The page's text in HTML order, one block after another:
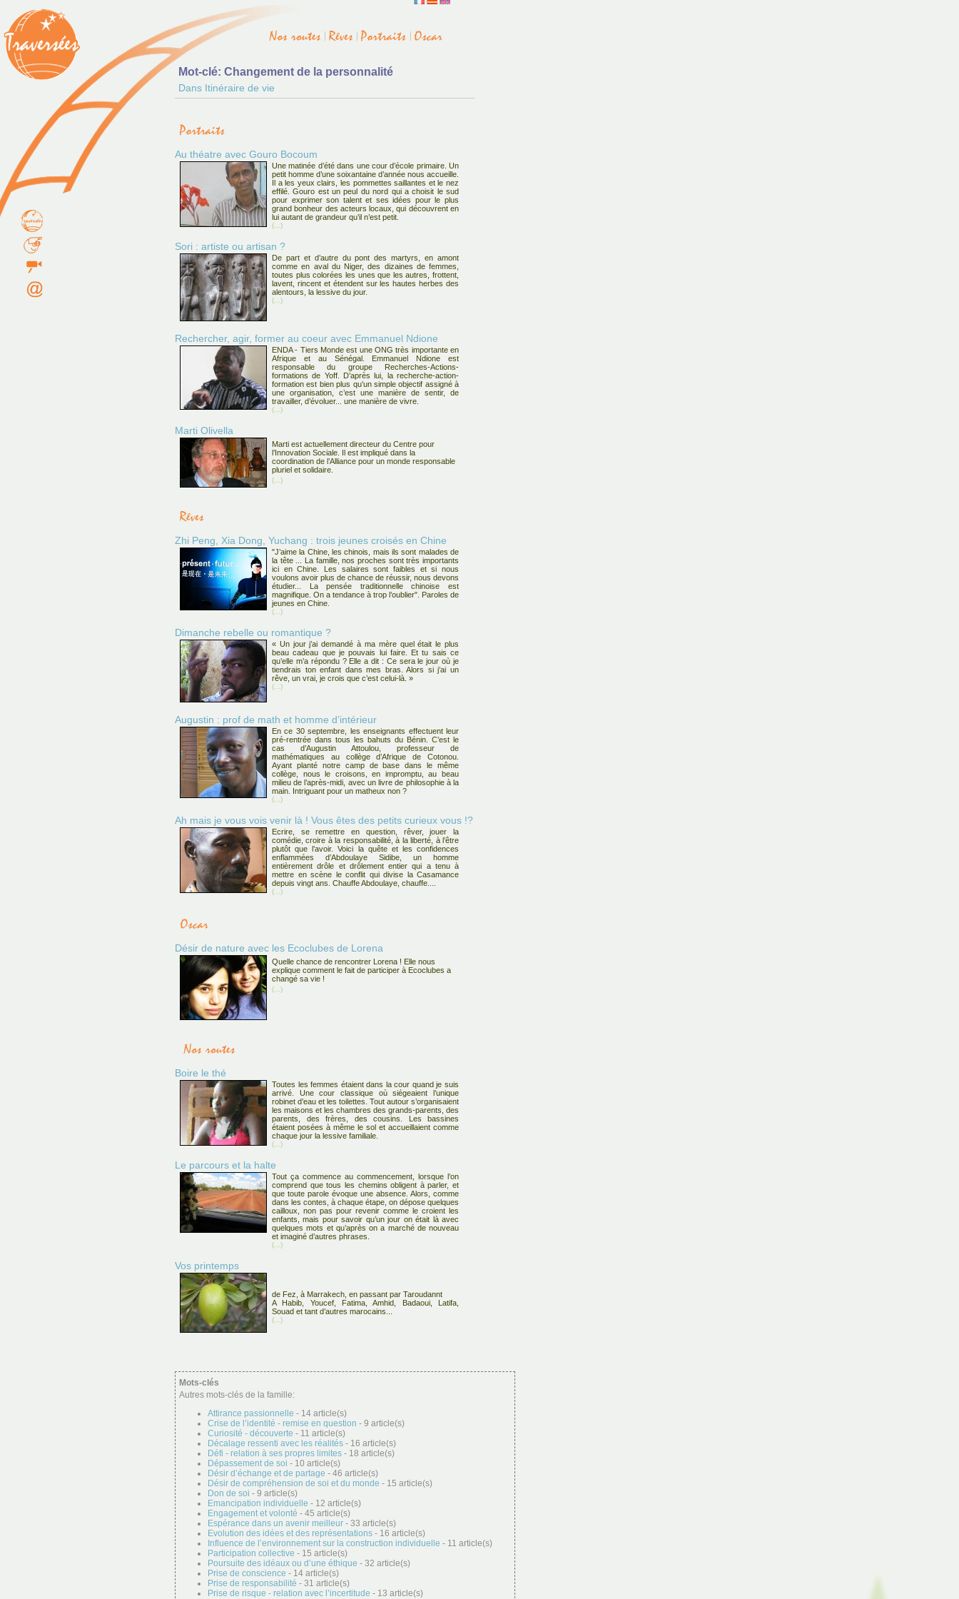
Mot-clé: Changement de la personnalité
Dans Itinéraire de vie
Au théatre avec Gouro Bocoum
Une matinée d’été dans une cour d’école primaire. Un
petit homme d’une soixantaine d’année nous accueille.
Il a les yeux clairs, les pommettes saillantes et le nez
effilé. Gouro est un peul du nord qui a choisit le sud
pour exprimer son talent et ses idées pour le plus
grand bonheur des acteurs locaux, qui découvrent en
lui autant de grandeur qu’il n’est petit.
(...)
Sori : artiste ou artisan ?
De part et d’autre du pont des martyrs, en amont
comme en aval du Niger, des dizaines de femmes,
toutes plus colorées les unes que les autres, frottent,
lavent, rincent et étendent sur les hautes herbes des
alentours, la lessive du jour.
(...)
Rechercher, agir, former au coeur avec Emmanuel Ndione
ENDA - Tiers Monde est une ONG très importante en
Afrique et au Sénégal. Emmanuel Ndione est
responsable du groupe Recherches-Actions-
formations de Yoff. D’après lui, la recherche-action-
formation est bien plus qu’un simple objectif assigné à
une organisation, c’est une manière de sentir, de
travailler, d’évoluer... une manière de vivre.
(...)
Marti Olivella
Marti est actuellement directeur du Centre pour
l’Innovation Sociale. Il est impliqué dans la
coordination de l’Alliance pour un monde responsable
pluriel et solidaire.
(...)
Zhi Peng, Xia Dong, Yuchang : trois jeunes croisés en Chine
"J’aime la Chine, les chinois, mais ils sont malades de
la tête ... La famille, nos proches sont très importants
ici en Chine. Les salaires sont faibles et si nous
voulons avoir plus de chance de réussir, nous devons
étudier... La pensée traditionnelle chinoise est
magnifique. On a tendance à trop l’oublier". Paroles de
jeunes en Chine.
(...)
Dimanche rebelle ou romantique ?
« Un jour j’ai demandé à ma mère quel était le plus
beau cadeau que je pouvais lui faire. Et tu sais ce
qu’elle m’a répondu ? Elle a dit : Ce sera le jour où je
tiendrais ton enfant dans mes bras. Alors si j’ai un
rêve, un vrai, je crois que c’est celui-là. »
(...)
Augustin : prof de math et homme d’intérieur
En ce 30 septembre, les enseignants effectuent leur
pré-rentrée dans tous les bahuts du Bénin. C’est le
cas d’Augustin Attoulou, professeur de
mathématiques au collège d’Afrique de Cotonou.
Ayant planté notre camp de base dans le même
collège, nous le croisons, en impromptu, au beau
milieu de l’après-midi, avec un livre de philosophie à la
main. Intriguant pour un matheux non ?
(...)
Ah mais je vous vois venir là ! Vous êtes des petits curieux vous !?
Ecrire, se remettre en question, rêver, jouer la
comédie, croire à la responsabilité, à la liberté, à l’être
plutôt que l’avoir. Voici la quête et les confidences
enflammées d’Abdoulaye Sidibe, un homme
entièrement drôle et drôlement entier qui a tenu à
mettre en scène le conflit qui divise la Casamance
depuis vingt ans. Chauffe Abdoulaye, chauffe....
(...)
Désir de nature avec les Ecoclubes de Lorena
Quelle chance de rencontrer Lorena ! Elle nous
explique comment le fait de participer à Ecoclubes a
changé sa vie !
(...)
Boire le thé
Toutes les femmes étaient dans la cour quand je suis
arrivé. Une cour classique où siégeaient l’unique
robinet d’eau et les toilettes. Tout autour s’organisaient
les maisons et les chambres des grands-parents, des
parents, des frères, des cousins. Les bassines
étaient posées à même le sol et accueillaient comme
chaque jour la lessive familiale.
(...)
Le parcours et la halte
Tout ça commence au commencement, lorsque l’on
comprend que tous les chemins obligent à parler, et
que toute parole évoque une absence. Alors, comme
dans les contes, à chaque étape, on dépose quelques
cailloux, non pas pour revenir comme le croient les
enfants, mais pour savoir qu’un jour on était là avec
quelques mots et qu’après on a marché de nouveau
et imaginé d’autres phrases.
(...)
Vos printemps
de Fez, à Marrakech, en passant par Taroudannt
A Habib, Youcef, Fatima, Amhid, Badaoui, Latifa,
Souad et tant d’autres marocains...
(...)
Mots-clés
Autres mots-clés de la famille:
Attirance passionnelle - 14 article(s)
Crise de l’identité - remise en question - 9 article(s)
Curiosité - découverte - 11 article(s)
Décalage ressenti avec les réalités - 16 article(s)
Défi - relation à ses propres limites - 18 article(s)
Dépassement de soi - 10 article(s)
Désir d’échange et de partage - 46 article(s)
Désir de compréhension de soi et du monde - 15 article(s)
Don de soi - 9 article(s)
Emancipation individuelle - 12 article(s)
Engagement et volonté - 45 article(s)
Espérance dans un avenir meilleur - 33 article(s)
Evolution des idées et des représentations - 16 article(s)
Influence de l’environnement sur la construction individuelle - 11 article(s)
Participation collective - 15 article(s)
Poursuite des idéaux ou d’une éthique - 32 article(s)
Prise de conscience - 14 article(s)
Prise de responsabilité - 31 article(s)
Prise de risque - relation avec l’incertitude - 13 article(s)